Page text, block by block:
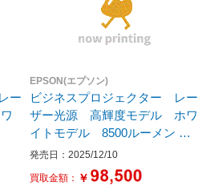
ー
EPSON(エプソン)
ビジネスプロジェクター レー
ザー光源 高輝度モデル ホワ
イトモデル 8500ルーメン ホ
ワイト EB-PU08WH5
発売日：2025/12/10
買取金額： ￥